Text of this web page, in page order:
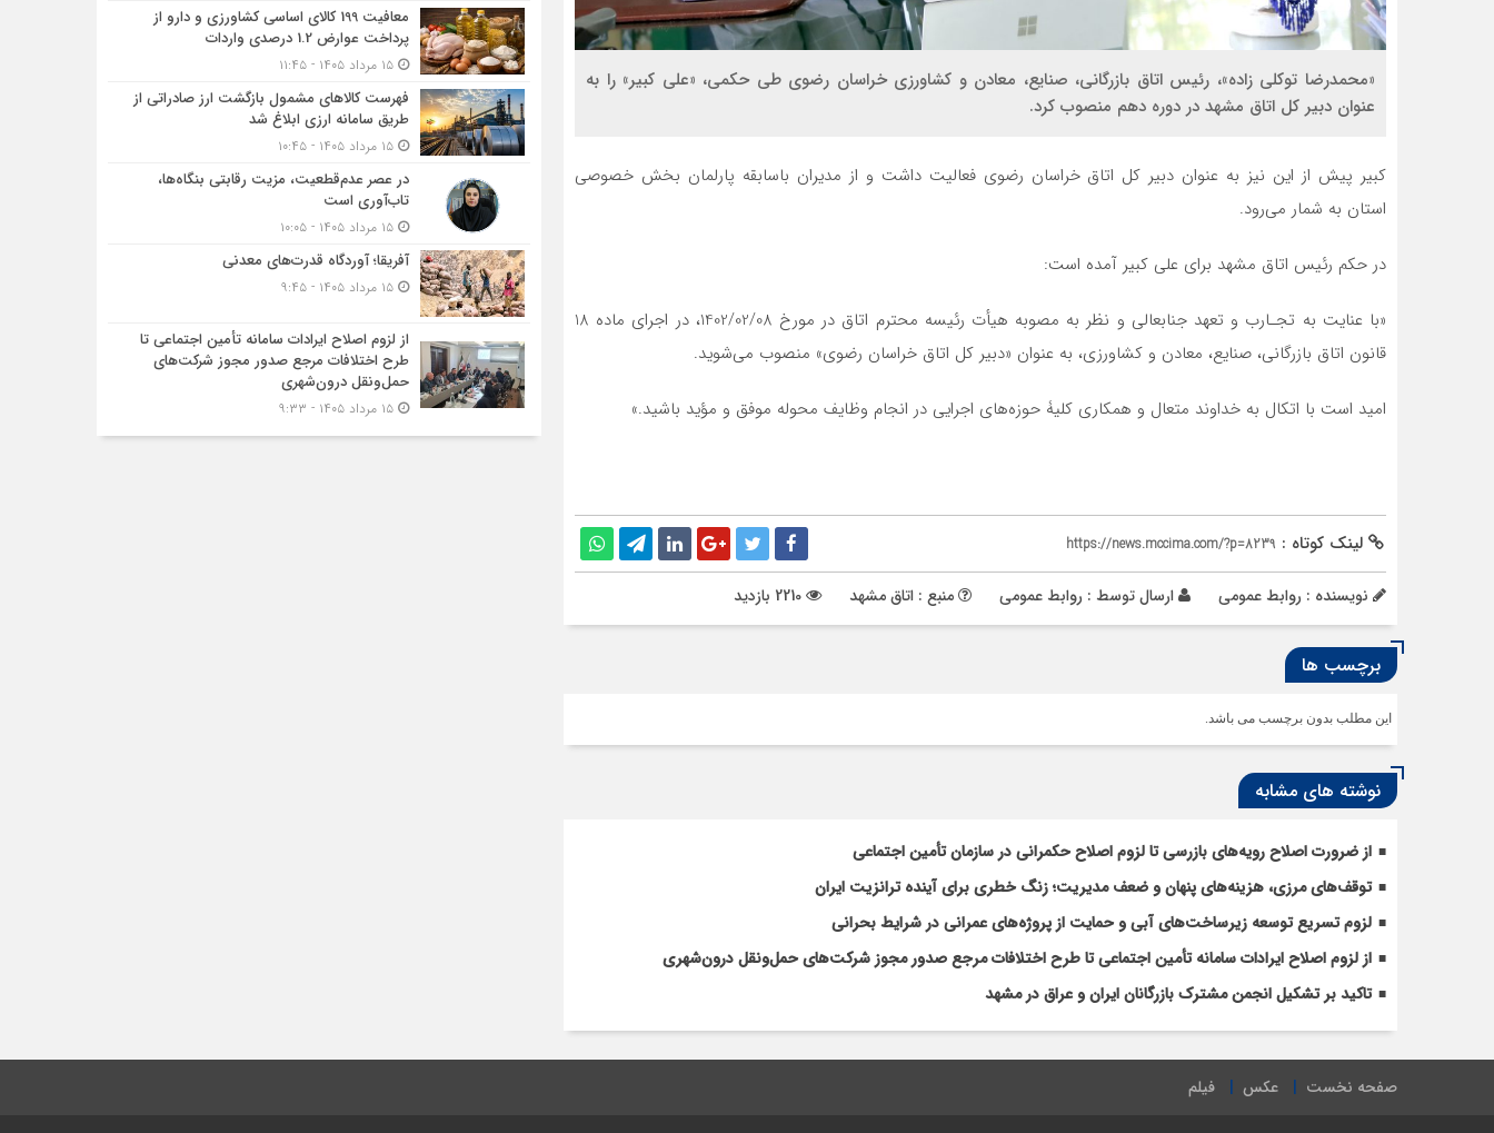
«محمدرضا توکلی زاده»، رئیس اتاق بازرگانی، صنایع، معادن و کشاورزی خراسان رضوی طی حکمی، «علی کبیر» را به
عنوان دبیر کل اتاق مشهد در دوره دهم منصوب کرد.
کبیر پیش ‌از این نیز به عنوان دبیر کل اتاق خراسان رضوی فعالیت داشت و از مدیران باسابقه پارلمان بخش خصوصی
استان به شمار می‌رود.
در حکم رئیس اتاق مشهد برای علی کبیر آمده است:
«با عنایت به تجـارب و تعهد جنابعالی و نظر به مصوبه هیأت رئیسه محترم اتاق در مورخ 1402/02/08، در اجرای ماده 18
قانون اتاق بازرگانی، صنایع، معادن و کشاورزی، به عنوان «دبیر کل اتاق خراسان رضوی» منصوب می‌­شوید.
امید است با اتکال به خداوند متعال و همکاری کلیۀ حوزه‌­های اجرایی در انجام وظایف محوله موفق و مؤید باشید.»
لینک کوتاه : https://news.mccima.com/?p=8239
نویسنده : روابط عمومی ارسال توسط : روابط عمومی منبع : اتاق مشهد
برچسب ها
این مطلب بدون برچسب می باشد.
نوشته های مشابه
از ضرورت اصلاح رویه‌های بازرسی تا لزوم اصلاح حکمرانی در سازمان تأمین اجتماعی
توقف‌های مرزی، هزینه‌های پنهان و ضعف مدیریت؛ زنگ خطری برای آینده ترانزیت ایران
لزوم تسریع توسعه زیرساخت‌های آبی و حمایت از پروژه‌های عمرانی در شرایط بحرانی
از لزوم اصلاح ایرادات سامانه تأمین اجتماعی تا طرح اختلافات مرجع صدور مجوز شرکت‌های حمل‌ونقل درون‌شهری
تاکید بر تشکیل انجمن مشترک بازرگانان ایران و عراق در مشهد
معافیت 199 کالای اساسی کشاورزی و دارو از
پرداخت عوارض 1.2 درصدی واردات
۱۵ مرداد ۱۴۰۵ - ۱۱:۴۵
فهرست کالاهای مشمول بازگشت ارز صادراتی از
طریق سامانه ارزی ابلاغ شد
۱۵ مرداد ۱۴۰۵ - ۱۰:۴۵
در عصر عدم‌قطعیت، مزیت رقابتی بنگاه‌ها،
تاب‌آوری است
۱۵ مرداد ۱۴۰۵ - ۱۰:۰۵
آفریقا؛ آوردگاه قدرت‌های معدنی
۱۵ مرداد ۱۴۰۵ - ۹:۴۵
از لزوم اصلاح ایرادات سامانه تأمین اجتماعی تا
طرح اختلافات مرجع صدور مجوز شرکت‌های
حمل‌ونقل درون‌شهری
۱۵ مرداد ۱۴۰۵ - ۹:۳۳
صفحه نخست عکس فیلم